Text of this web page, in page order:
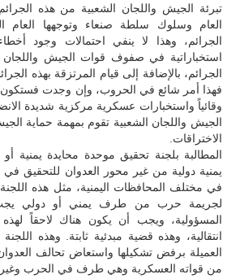
تبرئة الجيش واللجان الشعبية من هذه
العام وسلوك سلطة صنعاء وتوجهها العام
الجرائم، وهذا لا ينفي احتمالات وجود
استخباراتية في صفوف قوات الجيش واللجان
الجرائم، بالإضافة إلى قيام المرتزقة بهذه
فهذا أمر شائع في الحروب، وإن وجدت فستكون
وقائياً واستخبارات عسكرية مركزية شديدة
الجيش واللجان الشعبية تقوم بمهمة حماية
الاختراقات.
المطالبة بلجنة تحقيق موحدة محايدة يمنية
يمنية دولية من غير محور العدوان للتحقيق في
في مختلف المحافظات اليمنية، مثل هذه
لجريمة حرب من طرف يمني أو دولي
المسؤولية، ويجب أن يكون هناك لاحقاً لهذه
انتقالية، وهذه قضية مبدئية ثابتة. وهذه
العميلة برفض تشكيلها واستعاض تحالف العدوان
من قواته العسكرية وهي طرف في الحرب وغير